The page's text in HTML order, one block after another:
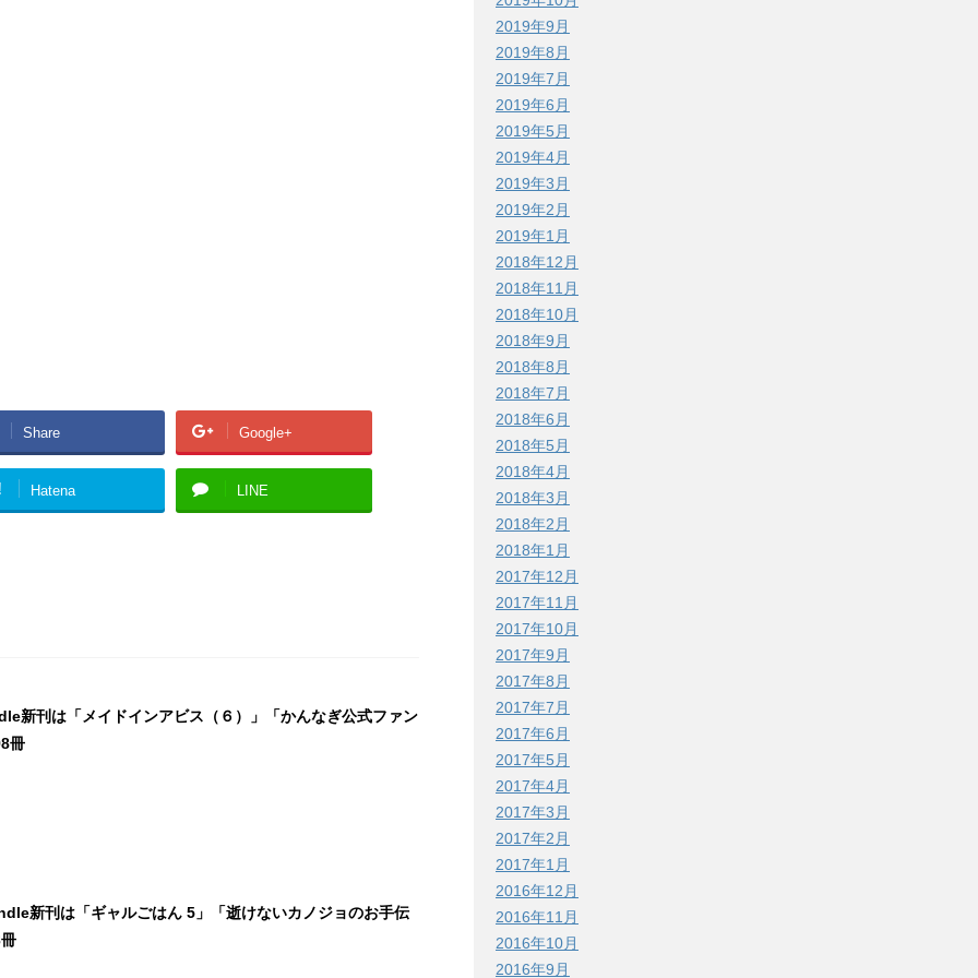
Share Google+
Hatena LINE
新刊は「メイドインアビス（６）」「かんなぎ公式ファン
冊
新刊は「ギャルごはん 5」「逝けないカノジョのお手伝
2019年9月
2019年8月
2019年7月
2019年6月
2019年5月
2019年4月
2019年3月
2019年2月
2019年1月
2018年12月
2018年11月
2018年10月
2018年9月
2018年8月
2018年7月
2018年6月
2018年5月
2018年4月
2018年3月
2018年2月
2018年1月
2017年12月
2017年11月
2017年10月
2017年9月
2017年8月
2017年7月
2017年6月
2017年5月
2017年4月
2017年3月
2017年2月
2017年1月
2016年12月
2016年11月
2016年10月
2016年9月